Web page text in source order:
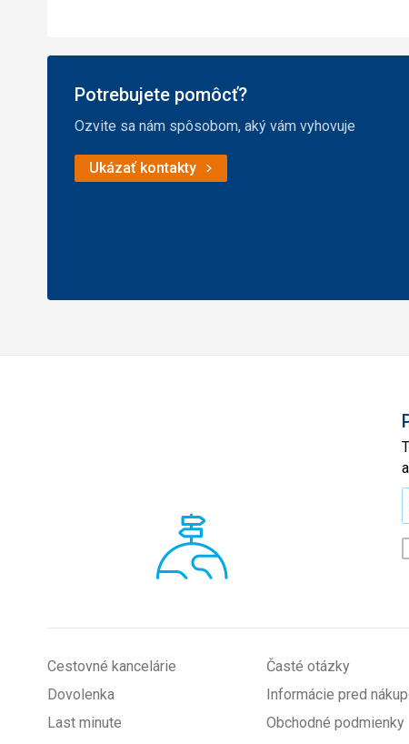
Potrebujete pomôcť?
Ozvite sa nám spôsobom, aký vám vyhovuje
Ukázať kontakty
Cestovné kancelárie
Dovolenka
Last minute
Časté otázky
Informácie pred
Obchodné podmienky